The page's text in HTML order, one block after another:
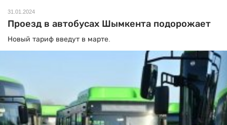
31.01.2024
Проезд в автобусах Шымкента подорожает
Новый тариф введут в марте.